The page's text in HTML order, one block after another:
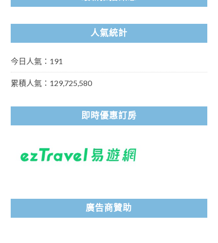
人氣統計
今日人氣：191
累積人氣：129,725,580
即時優惠訂房
廣告商贊助